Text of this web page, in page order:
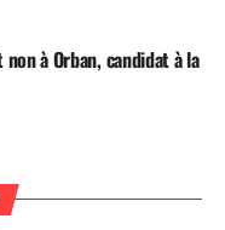
à Orban, candidat à la